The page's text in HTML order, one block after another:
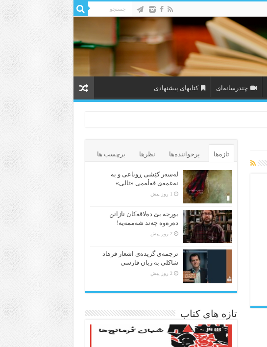
چندرسانه‌ای کتابهای پیشنهادی
تازه‌ها پرخواننده‌ها نظرها برچسب ها
لەسەر کێشی ڕوباعی و به
نەغمەی قەڵەمی «ئالی»
1 روز پیش
بورجە بێ دەلاقەکان نازانن
دەرەوە چەند شەممەیە!
2 روز پیش
ترجمه‌ی گزیده‌‌ی اشعار فرهاد
شاکلی به زبان فارسی
2 روز پیش
تازه های کتاب